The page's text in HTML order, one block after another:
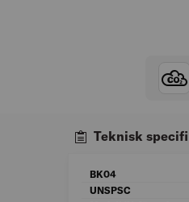
Teknisk
BK04
UNSPSC